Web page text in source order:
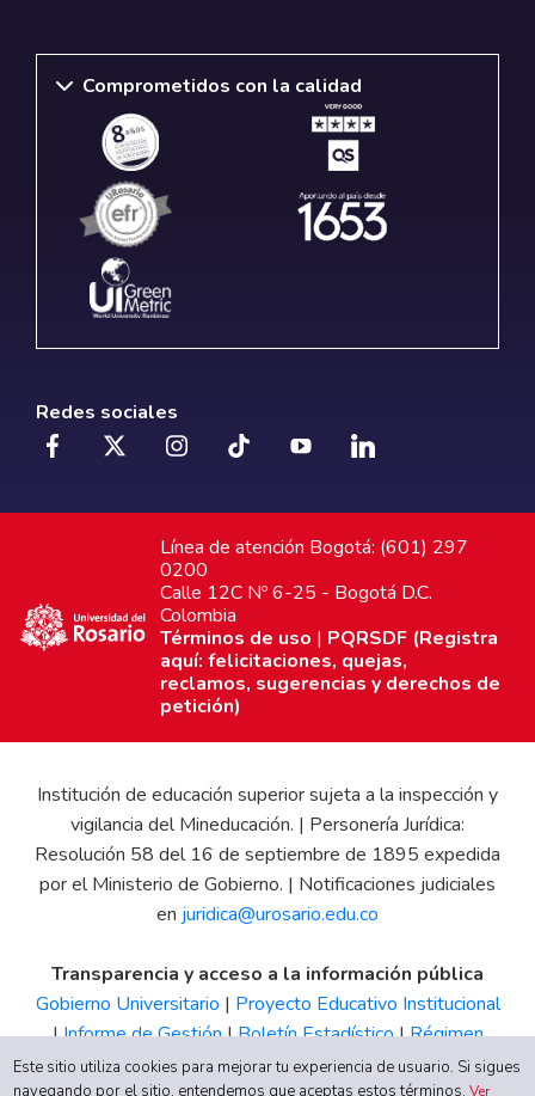
Comprometidos con la calidad
Redes sociales
Línea de atención Bogotá: (601) 297
0200
Calle 12C Nº 6-25 - Bogotá D.C.
Colombia
Términos de uso | PQRSDF (Registra
aquí: felicitaciones, quejas,
reclamos, sugerencias y derechos de
petición)
Institución de educación superior sujeta a la inspección y
vigilancia del Mineducación. | Personería Jurídica:
Resolución 58 del 16 de septiembre de 1895 expedida
por el Ministerio de Gobierno. | Notificaciones judiciales
en juridica@urosario.edu.co
Transparencia y acceso a la información pública
Gobierno Universitario | Proyecto Educativo Institucional
|Informe de Gestión|Boletín Estadístico|Régimen
Tributario|Estados Financieros |Código de Ética| Canal
Este sitio utiliza cookies para mejorar tu experiencia de usuario. Si sigues
navegando por el sitio, entendemos que aceptas estos términos.Ver